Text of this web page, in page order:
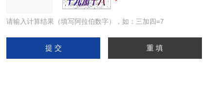
请输入计算结果（填写阿拉伯数字），如：三加四=7